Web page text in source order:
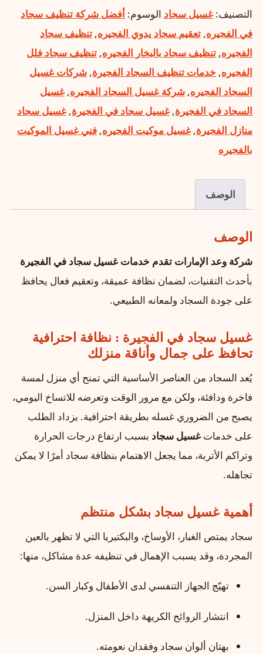
التصنيف:غسيل سجاد الوسوم: أفضل شركة تنظيف سجاد
في الفجيره, تعقيم سجاد يدوي الفجيره, تنظيف سجاد
الفجيره, تنظيف سجاد بالبخار الفجيره, تنظيف سجاد فلل
الفجيره, خدمات تنظيف السجاد الفجيرة, شركات غسيل
السجاد الفجيره, شركة غسيل السجاد الفجيره,غسيل
السجاد في الفجيرة,غسيل سجاد في الفجيرة,غسيل سجاد
منازل الفجيرة,غسيل موكيت الفجيره, فني غسيل الموكيت
بالفجيره
الوصف
الوصف
شركة وعد الإمارات تقدم خدمات غسيل سجاد في الفجيرة
بأحدث التقنيات، لضمان نظافة عميقة، وتعقيم فعال يحافظ
على جودة السجاد ولمعانه الطبيعي.
غسيل سجاد في الفجيرة : نظافة احترافية
تحافظ على جمال وأناقة منزلك
يُعد السجاد من العناصر الأساسية التي تمنح أي منزل لمسة
فاخرة ودافئة، ولكن مع مرور الوقت وتعرضه للاتساخ اليومي،
يصبح من الضروري غسله بطريقة احترافية. يزداد الطلب
على خدماتغسيل سجاد بسبب ارتفاع درجات الحرارة
وتراكم الأتربة، مما يجعل الاهتمام بنظافة سجاد أمرًا لا يمكن
تجاهله.
أهمية غسيل سجاد بشكل منتظم
سجاد يمتص الغبار، الأوساخ، والبكتيريا التي لا تظهر بالعين
المجردة، وقد يسبب الإهمال في تنظيفه عدة مشاكل، منها:
تهيّج الجهاز التنفسي لدى الأطفال وكبار السن.
انتشار الروائح الكريهة داخل المنزل.
بهتان ألوان سجاد وفقدان نعومته.